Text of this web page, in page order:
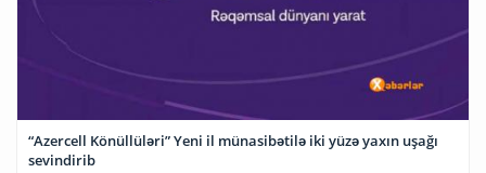
“Azercell Könüllüləri” Yeni il münasibətilə iki yüzə yaxın uşağı
sevindirib